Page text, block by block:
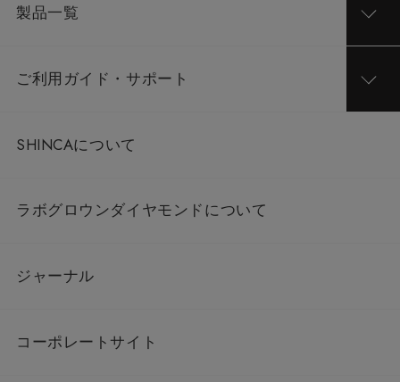
製品一覧
ご利用ガイド・サポート
SHINCAについて
ラボグロウンダイヤモンドについて
ジャーナル
コーポレートサイト